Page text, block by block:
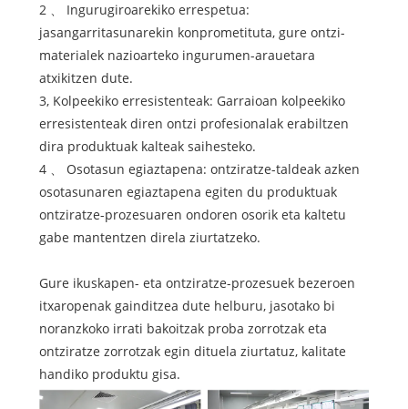
2 、 Ingurugiroarekiko errespetua:
jasangarritasunarekin konprometituta, gure ontzi-
materialek nazioarteko ingurumen-arauetara
atxikitzen dute.
3, Kolpeekiko erresistenteak: Garraioan kolpeekiko
erresistenteak diren ontzi profesionalak erabiltzen
dira produktuak kalteak saihesteko.
4 、 Osotasun egiaztapena: ontziratze-taldeak azken
osotasunaren egiaztapena egiten du produktuak
ontziratze-prozesuaren ondoren osorik eta kaltetu
gabe mantentzen direla ziurtatzeko.
Gure ikuskapen- eta ontziratze-prozesuek bezeroen
itxaropenak gainditzea dute helburu, jasotako bi
noranzkoko irrati bakoitzak proba zorrotzak eta
ontziratze zorrotzak egin dituela ziurtatuz, kalitate
handiko produktu gisa.